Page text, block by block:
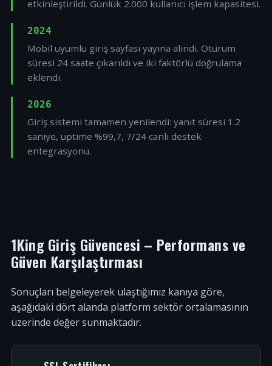
etkinleştirildi. Günlük 2.000 kullanıcı işlem kapasitesi.
2024
Mobil uyumlu giriş sayfası yayına alındı. Oturum
süresi 24 saate çıkarıldı ve iki faktörlü doğrulama
eklendi.
2026
Giriş sistemi tamamen yenilendi: yanıt süresi 1.2
saniye, uptime %99,7, 7/24 canlı destek
entegrasyonu.
1King Giriş Güvencesi – Performans ve
Güven Karşılaştırması
Sonuçları belgeleyerek ulaştığımız kanıya göre,
aşağıdaki dört alanda platform sektör ortalamasının
üzerinde değer sunmaktadır.